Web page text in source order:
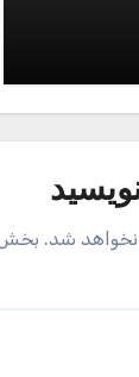
نخواهد شد.